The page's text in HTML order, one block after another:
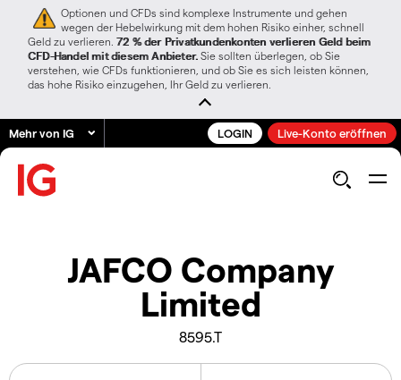
Optionen und CFDs sind komplexe Instrumente und gehen
wegen der Hebelwirkung mit dem hohen Risiko einher, schnell
Geld zu verlieren. 72 % der Privatkundenkonten verlieren Geld beim
CFD-Handel mit diesem Anbieter. Sie sollten überlegen, ob Sie
verstehen, wie CFDs funktionieren, und ob Sie es sich leisten können,
das hohe Risiko einzugehen, Ihr Geld zu verlieren.
Mehr von IG LOGIN Live-Konto eröffnen
JAFCO Company
Limited
8595.T